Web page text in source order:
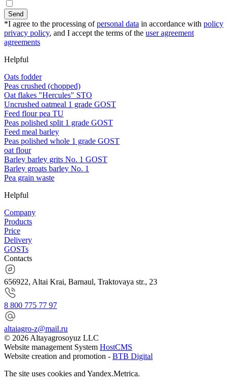
Send
*I agree to the processing ofpersonal data in accordance with policy
privacy policy, and I accept the terms of the user agreement
agreements
Helpful
Oats fodder
Peas crushed (chopped)
Oat flakes "Hercules" STO
Uncrushed oatmeal 1 grade GOST
Feed flour pea TU
Peas polished split 1 grade GOST
Feed meal barley
Peas polished whole 1 grade GOST
oat flour
Barley barley grits No. 1 GOST
Barley groats barley No. 1
Pea grain waste
Helpful
Company
Products
Price
Delivery
GOSTs
Contacts
656922, Altai Krai, Barnaul, Traktovaya str., 23
8 800 775 77 97
altaiagro-z@mail.ru
© 2026 Altayagrosoyuz LLC
Website management System HostCMS
Website creation and promotion - BTB Digital
The site uses cookies and Yandex.Metrica.